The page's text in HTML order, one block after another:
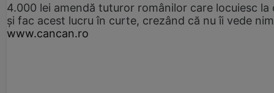
4.000 lei amendă tuturor românilor care locuiesc la
și fac acest lucru în curte, crezând că nu îi vede
www.cancan.ro